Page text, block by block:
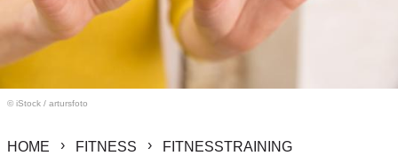
© iStock / artursfoto
HOME FITNESS FITNESSTRAINING